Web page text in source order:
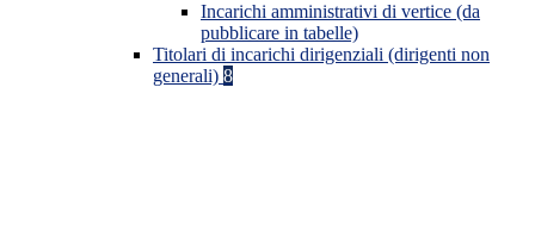
Incarichi amministrativi di vertice (da
pubblicare in tabelle)
Titolari di incarichi dirigenziali (dirigenti non
generali) 8